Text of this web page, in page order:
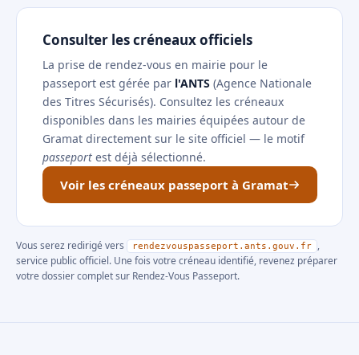
Consulter les créneaux officiels
La prise de rendez-vous en mairie pour le
passeport est gérée par l'ANTS (Agence Nationale
des Titres Sécurisés). Consultez les créneaux
disponibles dans les mairies équipées autour de
Gramat directement sur le site officiel — le motif
passeport est déjà sélectionné.
Voir les créneaux passeport à Gramat
Vous serez redirigé vers rendezvouspasseport.ants.gouv.fr
,
service public officiel. Une fois votre créneau identifié, revenez préparer
votre dossier complet sur Rendez-Vous Passeport.